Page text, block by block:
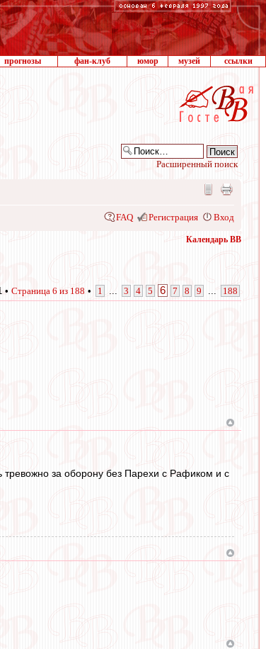
прогнозы фан-клуб юмор музей ссылки
Расширенный поиск
FAQ Регистрация Вход
Календарь ВВ
• Страница 6 из 188 • 1 3 4 5 6 7 8 9 188
за оборону без Парехи с Рафиком и с